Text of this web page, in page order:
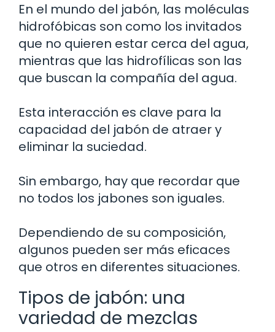
En el mundo del jabón, las moléculas
hidrofóbicas son como los invitados
que no quieren estar cerca del agua,
mientras que las hidrofílicas son las
que buscan la compañía del agua.
Esta interacción es clave para la
capacidad del jabón de atraer y
eliminar la suciedad.
Sin embargo, hay que recordar que
no todos los jabones son iguales.
Dependiendo de su composición,
algunos pueden ser más eficaces
que otros en diferentes situaciones.
Tipos de jabón: una
variedad de mezclas